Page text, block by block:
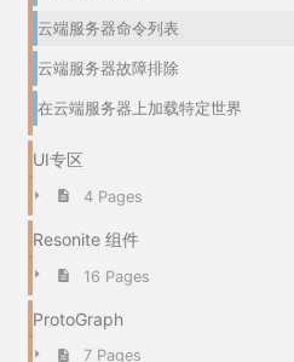
云端服务器命令列表
云端服务器故障排除
在云端服务器上加载特定世界
UI专区
4 Pages
Resonite 组件
16 Pages
ProtoGraph
7 Pages